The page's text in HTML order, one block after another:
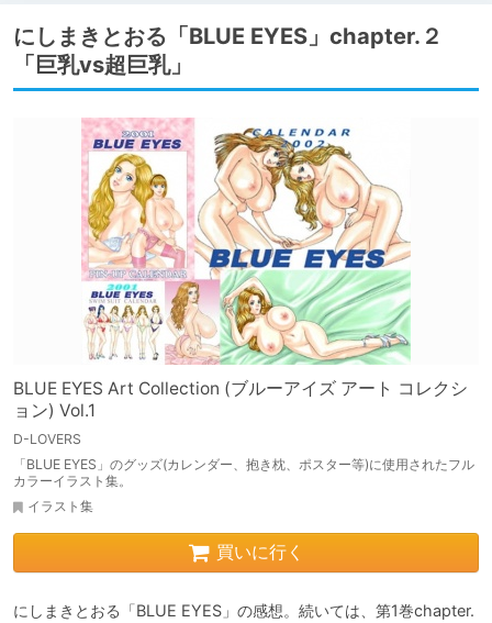
にしまきとおる「BLUE EYES」chapter.２
「巨乳vs超巨乳」
BLUE EYES Art Collection (ブルーアイズ アート コレクシ
ョン) Vol.1
D-LOVERS
「BLUE EYES」のグッズ(カレンダー、抱き枕、ポスター等)に使用されたフル
カラーイラスト集。
イラスト集
買いに行く
にしまきとおる「BLUE EYES」の感想。続いては、第1巻chapter.